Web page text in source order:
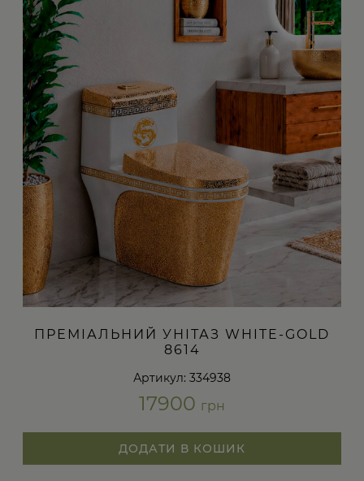
ПРЕМІАЛЬНИЙ УНІТАЗ WHITE-GOLD
8614
Артикул: 334938
17900 грн
ДОДАТИ В КОШИК